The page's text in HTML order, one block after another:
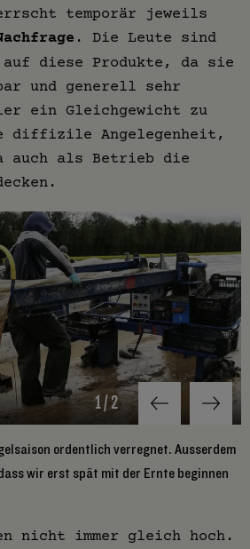
temporär jeweils
. Die Leute sind
diese Produkte, da sie
und generell sehr
ein Gleichgewicht zu
diffizile Angelegenheit,
auch als Betrieb die
1/2
ordentlich verregnet. Ausserdem
wir erst spät mit der Ernte beginnen
nicht immer gleich hoch.